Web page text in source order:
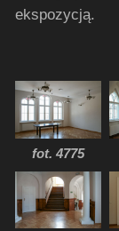
ekspozycją.
fot. 4775